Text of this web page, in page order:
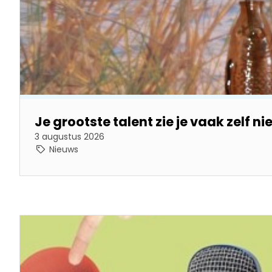
Je grootste talent zie je vaak zelf
3 augustus 2026
Nieuws